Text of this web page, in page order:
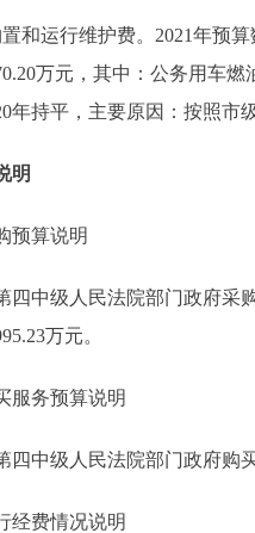
运行维护费。2021年预算
万元，其中：公务用车
年持平，主要原因：按照
明
算说明
中级人民法院部门政府采购
万元。
务预算说明
中级人民法院部门政府购买
费情况说明